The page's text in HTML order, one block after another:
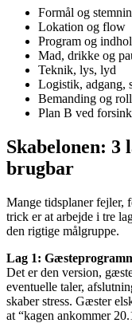
Formål og
Lokation og flow
Program og
Mad, drikke og
Teknik, lys, lyd
Logistik, adgang,
Bemanding og
Plan B ved
Skabelonen: 3
brugbar
Mange tidsplaner fejler,
trick er at arbejde i tre
den rigtige målgruppe.
Lag 1:
Det er den version,
eventuelle taler,
skaber stress. Gæster
at “kagen ankommer